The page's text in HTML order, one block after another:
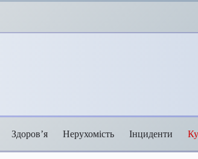
Здоров’я Нерухомість Інциденти